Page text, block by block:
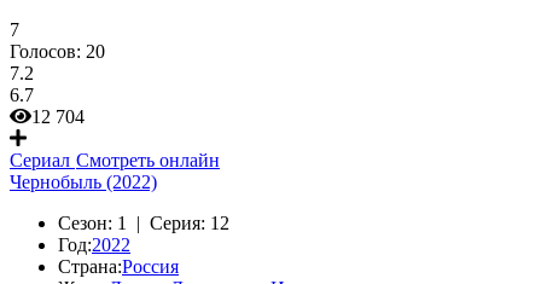
7
Голосов: 20
7.2
6.7
12 704
Сериал Смотреть онлайн
Чернобыль (2022)
Сезон: 1 | Серия: 12
Год:2022
Страна:Россия